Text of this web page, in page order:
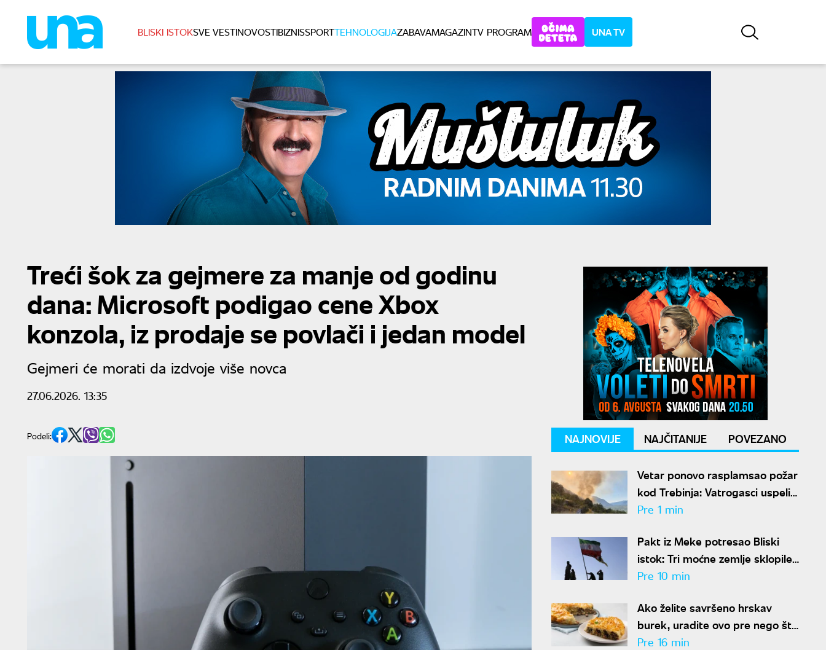
BLISKI ISTOKSVE VESTINOVOSTIBIZNISSPORTTEHNOLOGIJAZABAVAMAGAZINTV PROGRAM UNA TV
Treći šok za gejmere za manje od godinu
dana: Microsoft podigao cene Xbox
konzola, iz prodaje se povlači i jedan model
Gejmeri će morati da izdvoje više novca
27.06.2026. 13:35
Podeli: NAJNOVIJE NAJČITANIJE POVEZANO
Vetar ponovo rasplamsao požar
kod Trebinja: Vatrogasci uspeli
da ga lokalizuju
Pre 1 min
Pakt iz Meke potresao Bliski
istok: Tri moćne zemlje sklopile
odbrambeni savez, Iran poziva
Pre 10 min
Ako želite savršeno hrskav
burek, uradite ovo pre nego što
ga stavite u rernu
Pre 16 min